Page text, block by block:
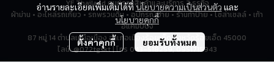
อ่านรายละเอียดเพิ่มเติมได้ที่นโยบายความเป็นส่วนตัว และ
นโยบายคุกกี้
ตั้งค่าคุกกี้ ยอมรับทั้งหมด
YF Thailand ศูนย์รวมสินค้าและบริการ 7 ธุรกิจ
ผ้าม่าน • อะไหล่รถเกี่ยว • รถพรวนดิน • อุปกรณ์ป้าย • ร้านทำป้าย • โซล่าเซลล์ • เก้า
อี้แคมป์ปิ้ง
87 หมู่ 14 ตำบลเหนือเมือง อำเภอเมืองร้อยเอ็ด จังหวัดร้อยเอ็ด 45000
ไลน์: @072tgskt | โทร 043-518259, 0951715943